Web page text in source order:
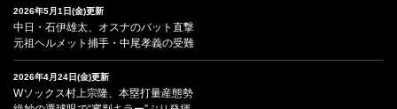
2026年5月1日(金)更新
中日・石伊雄太、オスナのバット直撃
元祖ヘルメット捕手・中尾孝義の受難
2026年4月24日(金)更新
Wソックス村上宗隆、本塁打量産態勢